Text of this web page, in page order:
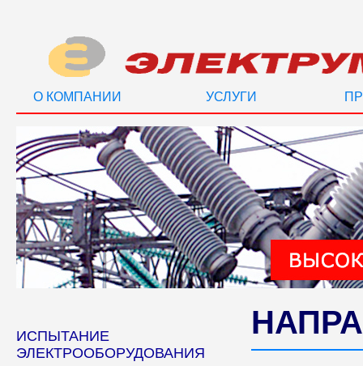
О КОМПАНИИ УСЛУГИ
ИСПЫТАНИЕ
ЭЛЕКТРООБОРУДОВАНИЯ